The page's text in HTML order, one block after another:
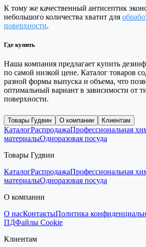
К тому же качественный антисептик
небольшого количества хватит для
поверхности.
Где купить
Наша компания предлагает купить
по самой низкой цене. Каталог товаров
разной формы выпуска и объема, что
оптимальный вариант в зависимости от
поверхности.
Товары Гудвин О компании Клиентам
КаталогРаспродажаПрофессиональная
материалыОдноразовая посуда
Товары Гудвин
КаталогРаспродажаПрофессиональная
материалыОдноразовая посуда
О компании
О насКонтактыПолитика
ПДФайлы Cookie
Клиентам